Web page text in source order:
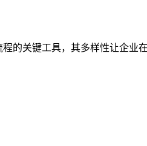
的关键工具，其多样性让企业